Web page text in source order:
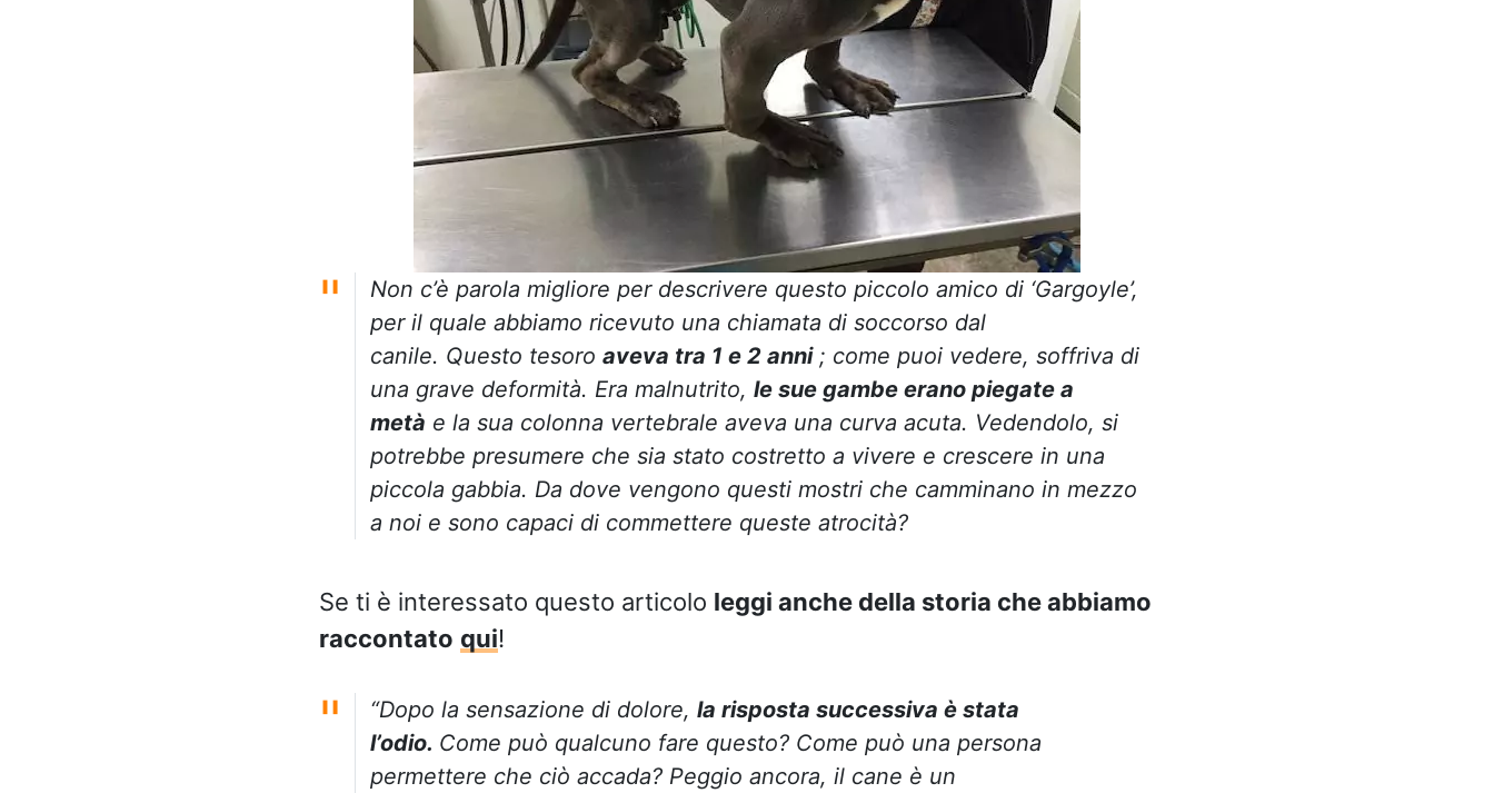
Non c’è parola migliore per descrivere questo piccolo amico di ‘Gargoyle’,
per il quale abbiamo ricevuto una chiamata di soccorso dal
canile. Questo tesoro aveva tra 1 e 2 anni; come puoi vedere, soffriva di
una grave deformità. Era malnutrito, le sue gambe erano piegate a
metà e la sua colonna vertebrale aveva una curva acuta. Vedendolo, si
potrebbe presumere che sia stato costretto a vivere e crescere in una
piccola gabbia. Da dove vengono questi mostri che camminano in mezzo
a noi e sono capaci di commettere queste atrocità?
Se ti è interessato questo articolo leggi anche della storia che abbiamo
raccontato qui!
“Dopo la sensazione di dolore, la risposta successiva è stata
l’odio. Come può qualcuno fare questo? Come può una persona
permettere che ciò accada? Peggio ancora, il cane è un